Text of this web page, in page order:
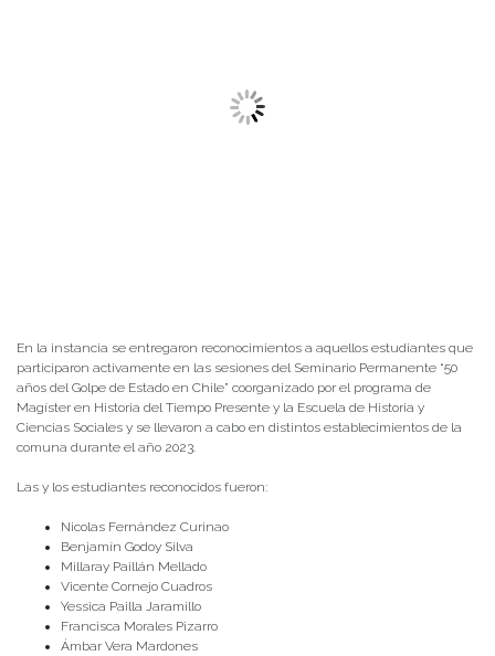
En la instancia se entregaron reconocimientos a aquellos estudiantes que
participaron activamente en las sesiones del Seminario Permanente “50
años del Golpe de Estado en Chile” coorganizado por el programa de
Magíster en Historia del Tiempo Presente y la Escuela de Historia y
Ciencias Sociales y se llevaron a cabo en distintos establecimientos de la
comuna durante el año 2023.
Las y los estudiantes reconocidos fueron:
Nicolas Fernández Curinao
Benjamín Godoy Silva
Millaray Paillán Mellado
Vicente Cornejo Cuadros
Yessica Pailla Jaramillo
Francisca Morales Pizarro
Ámbar Vera Mardones